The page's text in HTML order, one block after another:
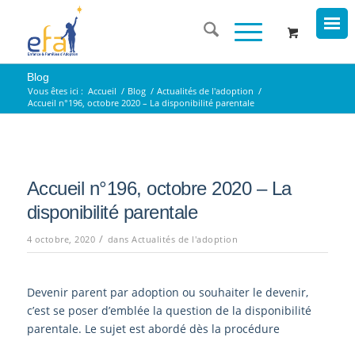
Blog
Vous êtes ici : Accueil / Blog / Actualités de l'adoption /
Accueil n°196, octobre 2020 – La disponibilité parentale
Accueil n°196, octobre 2020 – La
disponibilité parentale
4 octobre, 2020 / dansActualités de l'adoption
Devenir parent par adoption ou souhaiter le devenir,
c’est se poser d’emblée la question de la disponibilité
parentale. Le sujet est abordé dès la procédure